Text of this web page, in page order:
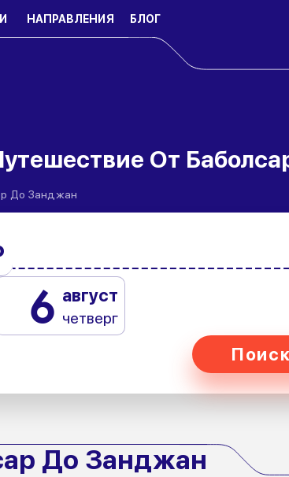
НАПРАВЛЕНИЯ БЛОГ
От
До Занджан
6 август
четверг
Поиск
До Занджан